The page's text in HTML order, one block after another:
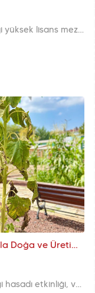
Medrese kullanıcılarından Klinik Psikoloji yüksek lisans mezunu Dila Serra Tıraş’ın burada hazırladığı yüksek lisans tezi de Akademik Arşiv’de yerini alarak bilimsel çalışmalar arasına eklendi.
Yedikule Bahçe'de Ayçiçeği Hasadıyla Doğa ve Üretim Bir Araya Geldi
Yedikule Bahçe'de düzenlenen ayçiçeği hasadı etkinliği, vatandaşlarımızın doğayla buluştuğu, üretime katıldığı ve geleneksel tarım kültürünü yakından tanıdığı bir gün olarak öne çıktı.